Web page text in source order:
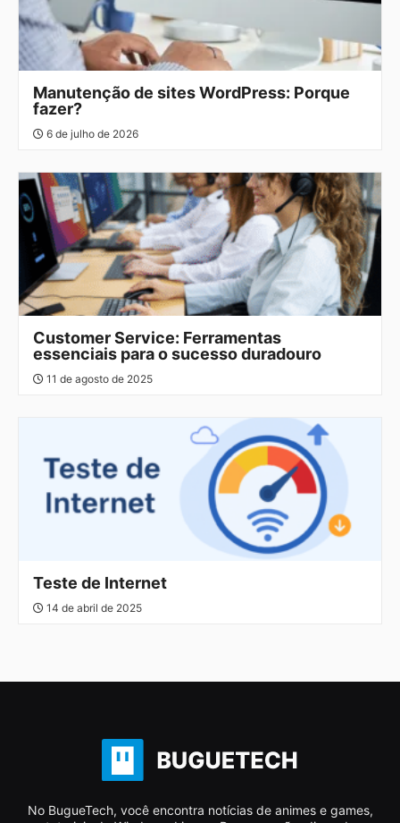
Manutenção de sites WordPress: Porque
fazer?
6 de julho de 2026
Customer Service: Ferramentas
essenciais para o sucesso duradouro
11 de agosto de 2025
Teste de Internet
14 de abril de 2025
No BugueTech, você encontra notícias de animes e games,